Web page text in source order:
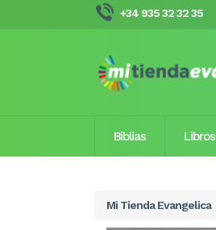
+34 935 32 32 35
Biblias Libros
Mi Tienda Evangelica